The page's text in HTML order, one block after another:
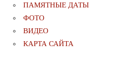
ПАМЯТНЫЕ ДАТЫ
ФОТО
ВИДЕО
КАРТА САЙТА